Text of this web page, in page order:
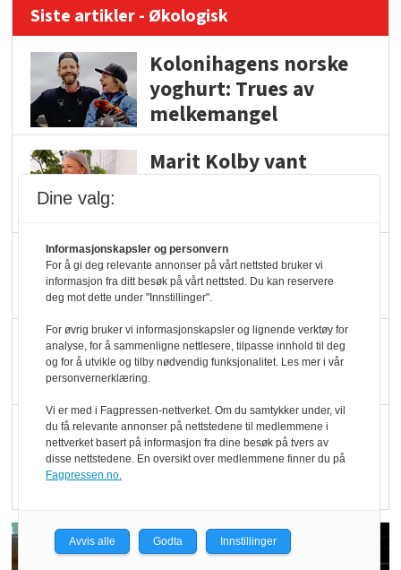
Siste artikler - Økologisk
Kolonihagens norske
yoghurt: Trues av
melkemangel
Marit Kolby vant
Blir enklere å velge
økologisk i butikkhylla
Kolonihagen sliter
med å få tak i nok melk
Rapport: Økokundene
er klare! Er markedet
Dine valg:
Informasjonskapsler og personvern
For å gi deg relevante annonser på vårt nettsted bruker vi
informasjon fra ditt besøk på vårt nettsted. Du kan reservere
deg mot dette under "Innstillinger".
For øvrig bruker vi informasjonskapsler og lignende verktøy for
analyse, for å sammenligne nettlesere, tilpasse innhold til deg
og for å utvikle og tilby nødvendig funksjonalitet. Les mer i vår
personvernerklæring.
Vi er med i Fagpressen-nettverket. Om du samtykker under, vil
du få relevante annonser på nettstedene til medlemmene i
nettverket basert på informasjon fra dine besøk på tvers av
disse nettstedene. En oversikt over medlemmene finner du på
Fagpressen.no.
Avvis alle Godta Innstillinger